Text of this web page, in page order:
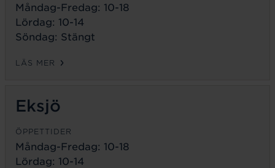
Måndag-Fredag: 10-18
Lördag: 10-14
Söndag: Stängt
LÄS MER
Eksjö
ÖPPETTIDER
Måndag-Fredag: 10-18
Lördag: 10-14